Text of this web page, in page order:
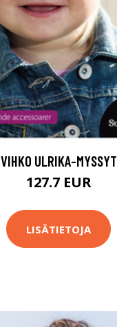
VIHKO ULRIKA-MYSSYT
127.7 EUR
LISÄTIETOJA